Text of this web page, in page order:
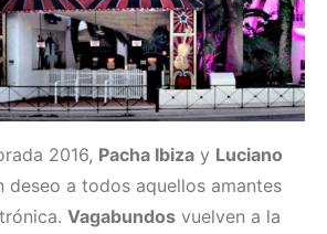
2016, Pacha Ibiza y Luciano
deseo a todos aquellos amantes
Vagabundos vuelven a la